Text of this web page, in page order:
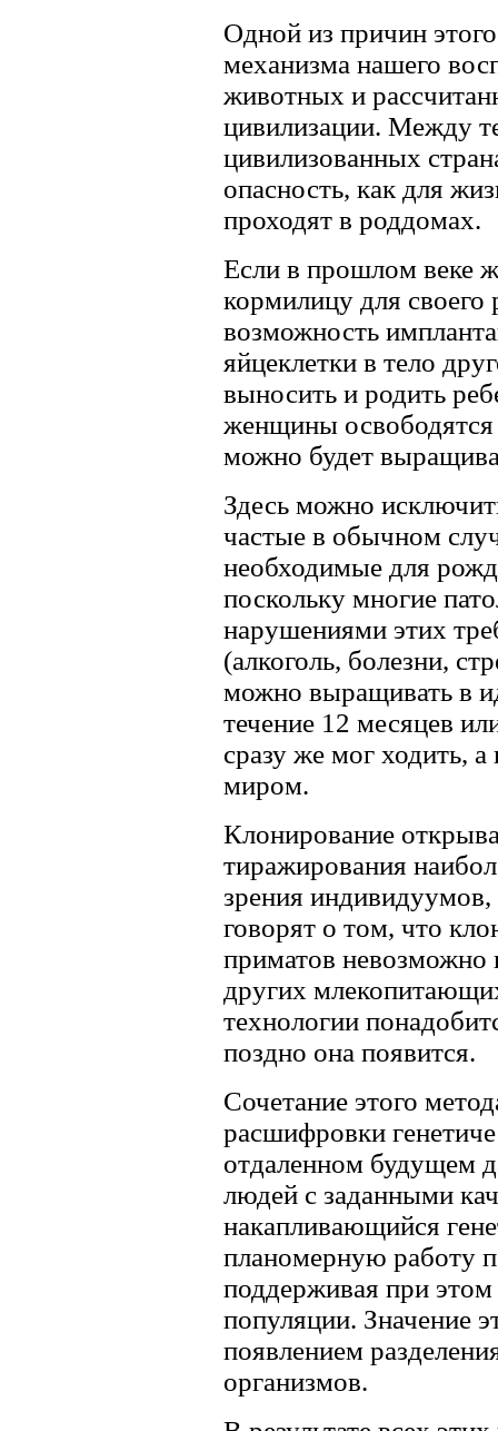
Одной из причин
механизма нашего
животных и
цивилизации. Между
цивилизованных
опасность, как для
проходят в роддомах.
Если в прошлом веке
кормилицу для своего
возможность
яйцеклетки в тело
выносить и родить
женщины освободятся
можно будет
Здесь можно
частые в обычном
необходимые для
поскольку многие
нарушениями этих
(алкоголь, болезни,
можно выращивать в
течение 12 месяцев
сразу же мог ходить,
миром.
Клонирование
тиражирования
зрения
говорят о том, что
приматов невозможно
других
технологии
поздно она появится.
Сочетание этого
расшифровки
отдаленном будущем
людей с заданными
накапливающийся
планомерную работу
поддерживая при
популяции. Значение
появлением
организмов.